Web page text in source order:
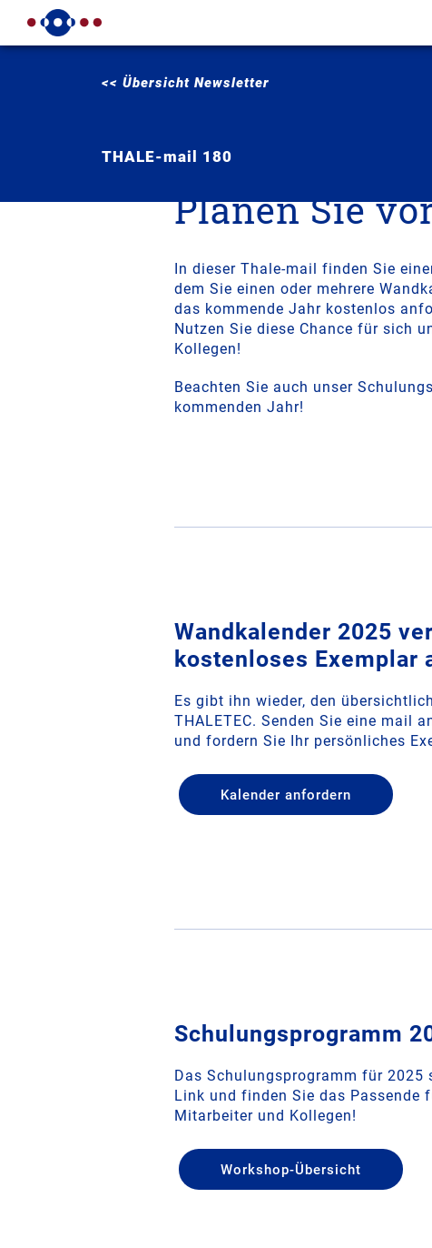
<< Übersicht Newsletter
THALE-mail 180
Planen Sie
In dieser Thale-mail finden Sie
dem Sie einen oder mehrere
das kommende Jahr kostenlos
Nutzen Sie diese Chance für sich
Kollegen!
Beachten Sie auch unser
kommenden Jahr!
Wandkalender 2025
kostenloses Exemplar
Es gibt ihn wieder, den
THALETEC. Senden Sie eine mail
und fordern Sie Ihr persönliches
Kalender anfordern
Schulungsprogramm
Das Schulungsprogramm für 2025
Link und finden Sie das Passende
Mitarbeiter und Kollegen!
Workshop-Übersicht